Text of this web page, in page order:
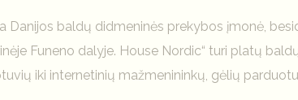
Danijos baldų didmeninės prekybos įmonė,
Funeno dalyje. House Nordic“ turi platų
iki internetinių mažmenininkų, gėlių